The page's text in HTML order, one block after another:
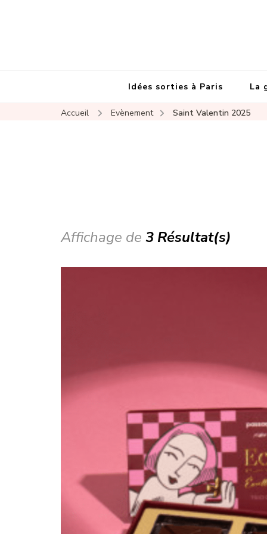
Idées sorties à Paris La
Accueil Evènement Saint Valentin 2025
Affichage de 3 Résultat(s)